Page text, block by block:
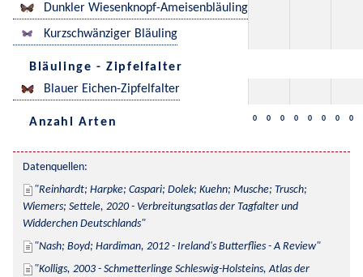
Dunkler Wiesenknopf-Ameisenbläuling
Kurzschwänziger Bläuling
Bläulinge - Zipfelfalter
Blauer Eichen-Zipfelfalter
Anzahl Arten 0 0 0 0 0 0 0 0
Datenquellen:
Reinhardt; Harpke; Caspari; Dolek; Kuehn; Musche; Trusch;
Wiemers; Settele, 2020 - Verbreitungsatlas der Tagfalter und
Widderchen Deutschlands
Nash; Boyd; Hardiman, 2012 - Ireland's Butterflies - A Review
Kolligs, 2003 - Schmetterlinge Schleswig-Holsteins, Atlas der